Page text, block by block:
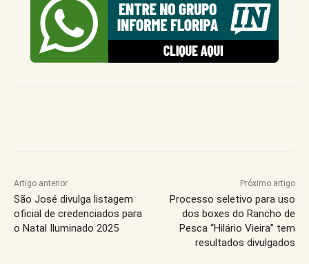
Artigo anterior
São José divulga listagem
oficial de credenciados para
o Natal Iluminado 2025
Próximo artigo
Processo seletivo para uso
dos boxes do Rancho de
Pesca “Hilário Vieira” tem
resultados divulgados